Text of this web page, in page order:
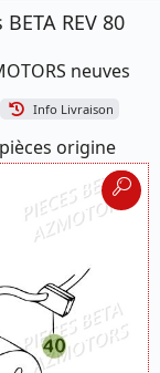
REV 80
neuves
Info Livraison
origine